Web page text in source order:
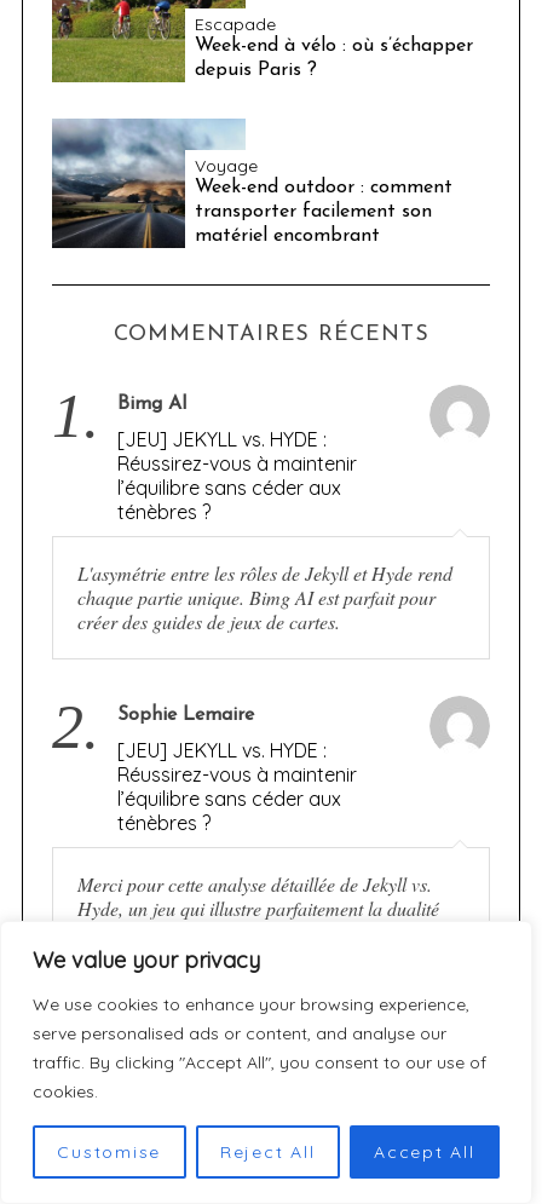
We value your privacy
We use cookies to enhance your browsing experience,
serve personalised ads or content, and analyse our
traffic. By clicking "Accept All", you consent to our use of
cookies.
Customise Reject All Accept All
Escapade
Week-end à vélo : où s’échapper
depuis Paris ?
Voyage
Week-end outdoor : comment
transporter facilement son
matériel encombrant
COMMENTAIRES RÉCENTS
1. Bimg AI
[JEU] JEKYLL vs. HYDE :
Réussirez-vous à maintenir
l’équilibre sans céder aux
ténèbres ?
L'asymétrie entre les rôles de Jekyll et Hyde rend
chaque partie unique. Bimg AI est parfait pour
créer des guides de jeux de cartes.
2. Sophie Lemaire
[JEU] JEKYLL vs. HYDE :
Réussirez-vous à maintenir
l’équilibre sans céder aux
ténèbres ?
Merci pour cette analyse détaillée de Jekyll vs.
Hyde, un jeu qui illustre parfaitement la dualité
société, j’ai trouvé votre présentation des…
3.
l’équilibre sans céder aux
ténèbres ?